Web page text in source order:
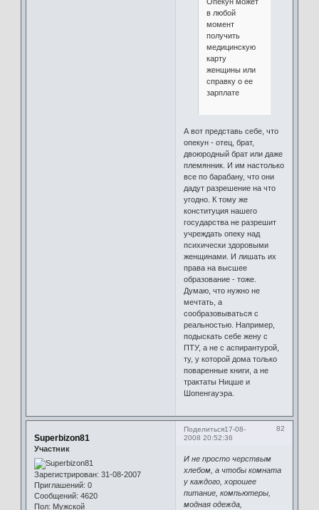
в любой
момент
получить
медицинскую
карту
женщины или
справку о ее
зарплате
А вот представь себе, что
опекун - отец, брат,
двоюродный брат или даже
племянник. И им настолько
все по барабану, что они
дадут разрешение на что
угодно. К тому же
конституция нашего
государства не разрешит
учреждать опеку над
психически здоровыми
женщинами. И лишать их
права на высшее
образование - тоже.
Думаю, что нужно не
мечтать, а
сообразовываться с
реальностью. Например,
подыскать себе жену с
ПТУ, а не с аспирантурой,
ту, у которой дома только
поваренные книги, а не
трактаты Ницше и
Шопенгауэра.
Поделиться 82
17-08-
2008 20:52:36
Superbizon81
Участник
Зарегистрирован: 31-08-2007
Приглашений: 0
Сообщений: 4620
Пол: Мужской
И не просто черствым
хлебом, а чтобы комната
у каждого, хорошее
питание, компьютеры,
модная одежда,